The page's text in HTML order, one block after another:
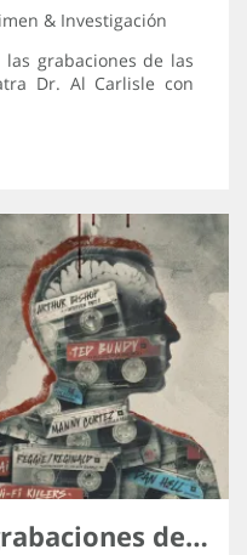
& Investigación
grabaciones de las
Dr. Al Carlisle con
Mentes violentas, grabaciones de los asesinos